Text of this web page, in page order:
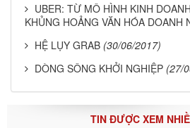
UBER: TỪ MÔ HÌNH KINH
KHỦNG HOẢNG VĂN HÓA DOANH
HỆ LỤY GRAB (30/06/2017)
DÒNG SÔNG KHỞI NGHIỆP (27/
TIN ĐƯỢC XEM